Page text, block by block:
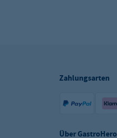
Zahlungsarten
Über GastroHero